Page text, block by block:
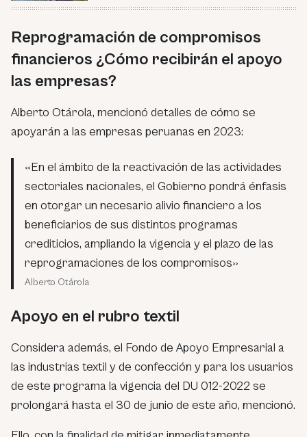
Reprogramación de compromisos
financieros ¿Cómo recibirán el apoyo
las empresas?
Alberto Otárola, mencionó detalles de cómo se
apoyarán a las empresas peruanas en 2023:
«En el ámbito de la reactivación de las actividades
sectoriales nacionales, el Gobierno pondrá énfasis
en otorgar un necesario alivio financiero a los
beneficiarios de sus distintos programas
crediticios, ampliando la vigencia y el plazo de las
reprogramaciones de los compromisos»
Alberto Otárola
Apoyo en el rubro textil
Considera además, el Fondo de Apoyo Empresarial a
las industrias textil y de confección y para los usuarios
de este programa la vigencia del DU 012-2022 se
prolongará hasta el 30 de junio de este año, mencionó.